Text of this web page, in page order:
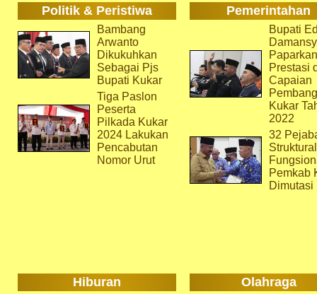
Politik & Peristiwa Pemerintahan
Bambang
Arwanto
Dikukuhkan
Sebagai Pjs
Bupati Kukar
Tiga Paslon
Peserta
Pilkada Kukar
2024 Lakukan
Pencabutan
Nomor Urut
Bupati
Paparkan
Prestasi
Capaian
Kukar
2022
32
Pemkab
Dimutasi
Hiburan Olahraga